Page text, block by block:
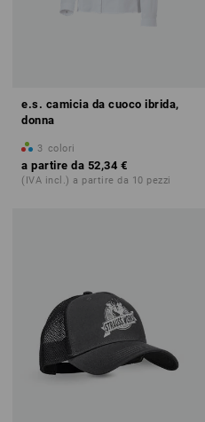
e.s. camicia da cuoco ibrida,
donna
3 colori
a partire da 52,34 €
(IVA incl.) a partire da 10 pezzi